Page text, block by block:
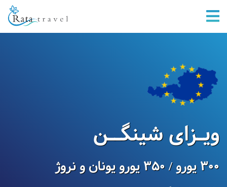
ویـزای شینگــن
۳۰۰ یورو / ۳۵۰ یورو یونان و نروژ